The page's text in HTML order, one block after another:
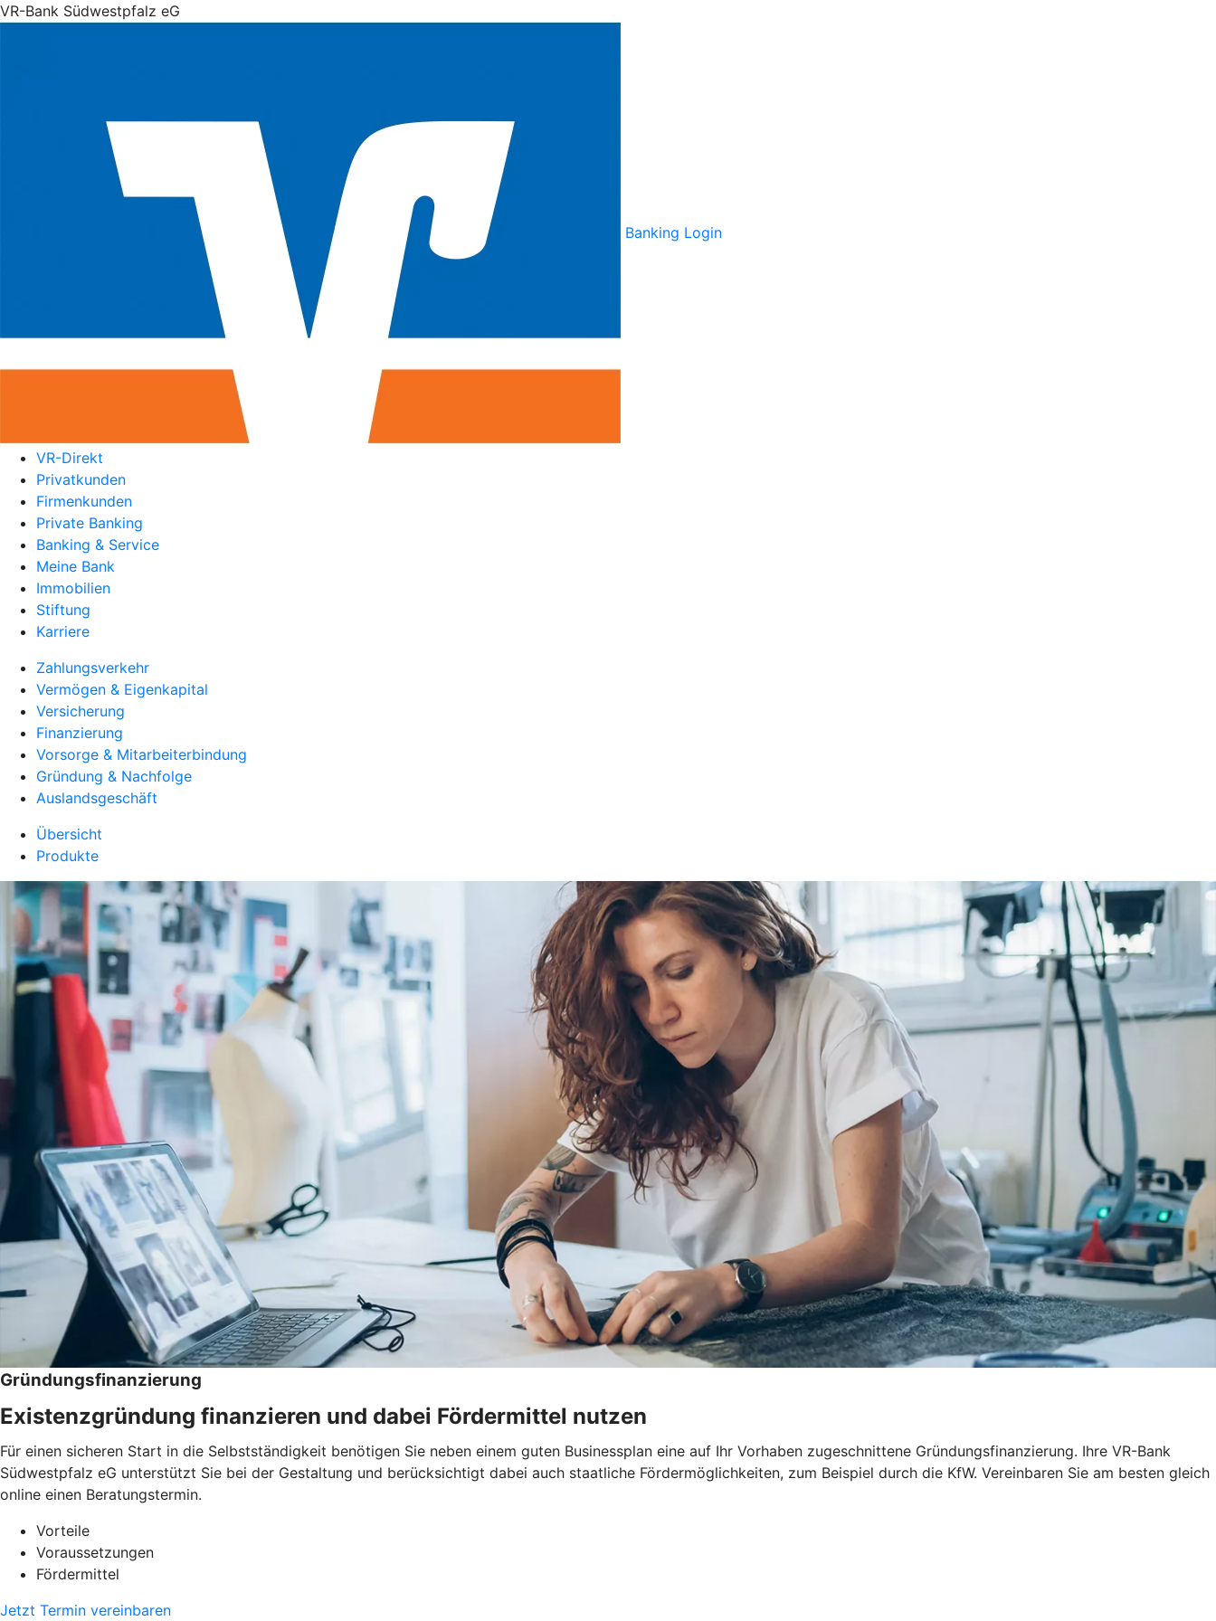
VR-Bank Südwestpfalz eG
Banking Login
VR-Direkt
Privatkunden
Firmenkunden
Private Banking
Banking & Service
Meine Bank
Immobilien
Stiftung
Karriere
Zahlungsverkehr
Vermögen & Eigenkapital
Versicherung
Finanzierung
Vorsorge & Mitarbeiterbindung
Gründung & Nachfolge
Auslandsgeschäft
Übersicht
Produkte
Gründungsfinanzierung
Existenzgründung finanzieren und dabei Fördermittel nutzen
Für einen sicheren Start in die Selbstständigkeit benötigen Sie neben einem guten Businessplan eine auf Ihr Vorhaben zugeschnittene Gründungsfinanzierung. Ihre VR-Bank
Südwestpfalz eG unterstützt Sie bei der Gestaltung und berücksichtigt dabei auch staatliche Fördermöglichkeiten, zum Beispiel durch die KfW. Vereinbaren Sie am besten gleich
online einen Beratungstermin.
Vorteile
Voraussetzungen
Fördermittel
Jetzt Termin vereinbaren